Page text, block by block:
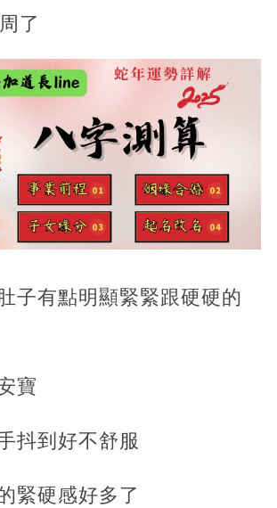
了
子有點明顯緊緊跟硬硬的
寶
抖到好不舒服
緊硬感好多了